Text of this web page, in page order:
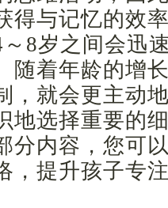
得与记忆的效
～8岁之间会迅
随着年龄的增
，就会更主动
地选择重要的
分内容，您可
，提升孩子专